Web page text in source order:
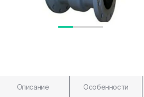
Описание Особенности